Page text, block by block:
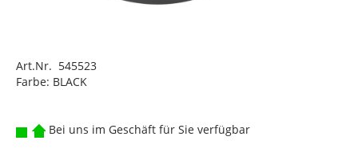
Art.Nr. 545523
Farbe: BLACK
Bei uns im Geschäft für Sie verfügbar